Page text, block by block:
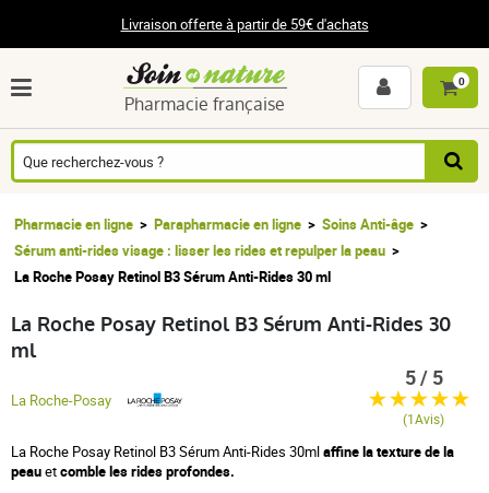
Livraison offerte à partir de 59€ d'achats
Pharmacie française
0
Pharmacie en ligne Parapharmacie en ligne
Soins Anti-âge
Sérum anti-rides visage : lisser les rides et repulper la peau
La Roche Posay Retinol B3 Sérum Anti-Rides 30 ml
La Roche Posay Retinol B3 Sérum Anti-Rides 30
ml
La Roche-Posay
La Roche Posay Retinol B3 Sérum Anti-Rides 30mlaffine la texture de la
peauetcomble les rides profondes.
5 / 5
(1Avis)